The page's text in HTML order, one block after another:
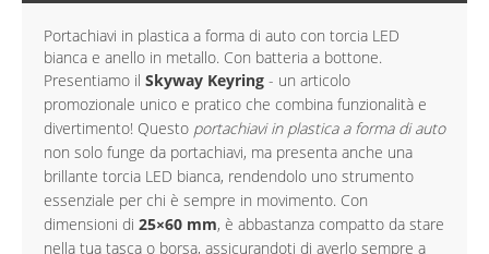
Portachiavi in plastica a forma di auto con torcia LED
bianca e anello in metallo. Con batteria a bottone.
Presentiamo il Skyway Keyring - un articolo
promozionale unico e pratico che combina funzionalità e
divertimento! Questo portachiavi in plastica a forma di auto
non solo funge da portachiavi, ma presenta anche una
brillante torcia LED bianca, rendendolo uno strumento
essenziale per chi è sempre in movimento. Con
dimensioni di 25×60 mm, è abbastanza compatto da stare
nella tua tasca o borsa, assicurandoti di averlo sempre a